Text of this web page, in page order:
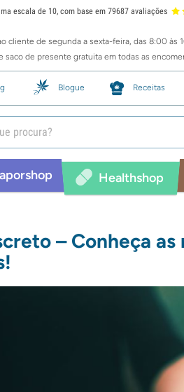
escala de 10, com base em 79687 avaliações
cliente de segunda a sexta-feira, das 8:00 às
saco de presente gratuita em todas as
Blogue Receitas
Healthshop
– Conheça as